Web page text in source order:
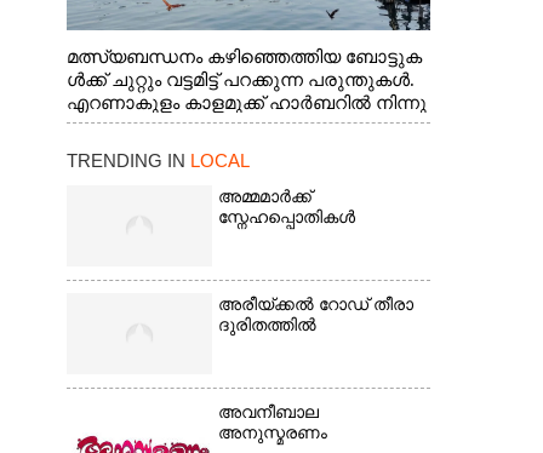
മത്സ്യബന്ധനം കഴിഞ്ഞെത്തിയ ബോട്ടുക
ൾക്ക് ചുറ്റും വട്ടമിട്ട് പറക്കുന്ന പരുന്തുകൾ.
എറണാകുളം കാളമുക്ക് ഹാർബറിൽ നിന്നു
ള്ള കാഴ്ച
TRENDING IN LOCAL
അമ്മമാർക്ക്
സ്നേഹപ്പൊതികൾ
അരീയ്ക്കൽ റോഡ് തീരാ
ദുരിതത്തിൽ
അവനീബാല
അനുസ്മരണം